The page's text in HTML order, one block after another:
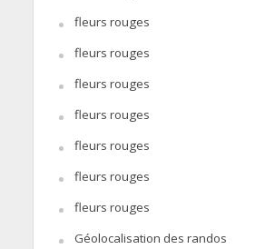
fleurs rouges
fleurs rouges
fleurs rouges
fleurs rouges
fleurs rouges
fleurs rouges
fleurs rouges
Géolocalisation des randos